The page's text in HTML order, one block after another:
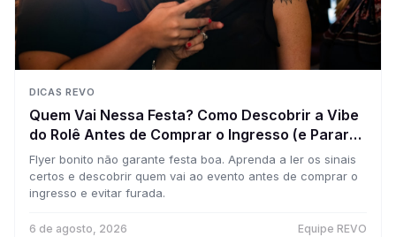
DICAS REVO
Quem Vai Nessa Festa? Como Descobrir a Vibe
do Rolê Antes de Comprar o Ingresso (e Parar
de Cair em Furada)
Flyer bonito não garante festa boa. Aprenda a ler os sinais
certos e descobrir quem vai ao evento antes de comprar o
ingresso e evitar furada.
6 de agosto, 2026 Equipe REVO